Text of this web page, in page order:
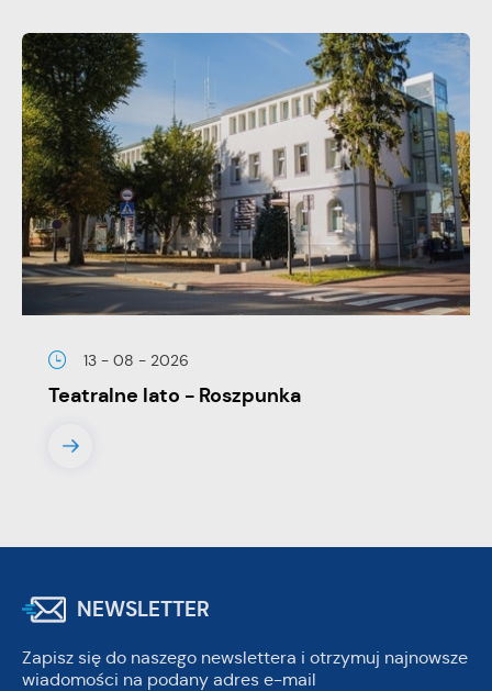
13 - 08 - 2026
Teatralne lato - Roszpunka
NEWSLETTER
Zapisz się do naszego newslettera i otrzymuj najnowsze
wiadomości na podany adres e-mail